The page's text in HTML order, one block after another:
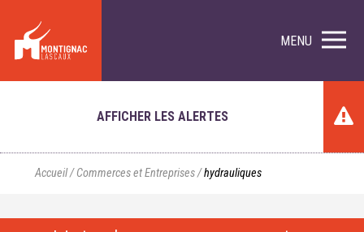
MENU
AFFICHER LES ALERTES
Accueil/Commerces et Entreprises/hydrauliques